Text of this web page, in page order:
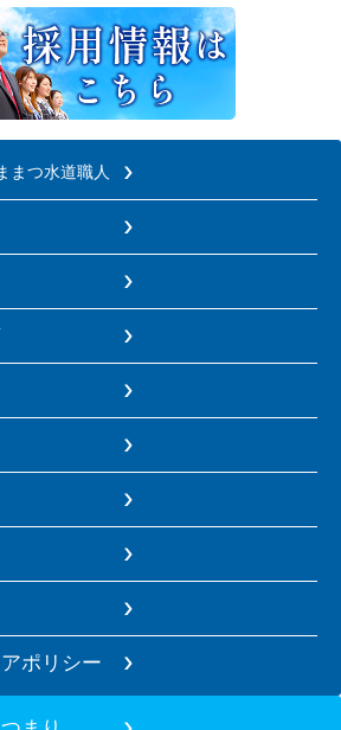
まつ水道職人
ポリシー